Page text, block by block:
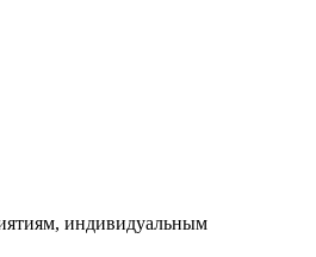
индивидуальным